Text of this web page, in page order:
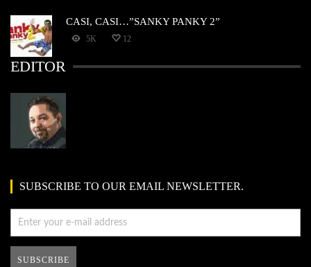
CASI, CASI…”SANKY PANKY 2”
5K 12
EDITOR
SUBSCRIBE TO OUR EMAIL NEWSLETTER.